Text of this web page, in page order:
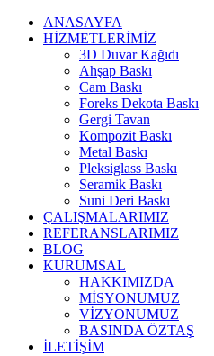
ANASAYFA
HİZMETLERİMİZ
3D Duvar Kağıdı
Ahşap Baskı
Cam Baskı
Foreks Dekota Baskı
Gergi Tavan
Kompozit Baskı
Metal Baskı
Pleksiglass Baskı
Seramik Baskı
Suni Deri Baskı
ÇALIŞMALARIMIZ
REFERANSLARIMIZ
BLOG
KURUMSAL
HAKKIMIZDA
MİSYONUMUZ
VİZYONUMUZ
BASINDA ÖZTAŞ
İLETİŞİM